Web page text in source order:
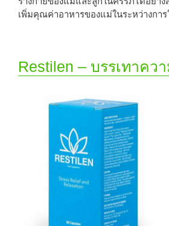
เพิ่มคุณค่าอาหารของแม่ในระหว่างกา
Restilen – บรรเทาคว